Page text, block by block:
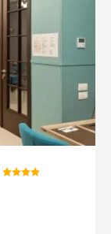
Hodnotenie: